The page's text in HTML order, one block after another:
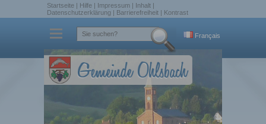
Startseite | Hilfe | Impressum | Inhalt |
Datenschutzerklärung | Barrierefreiheit | Kontrast
Français